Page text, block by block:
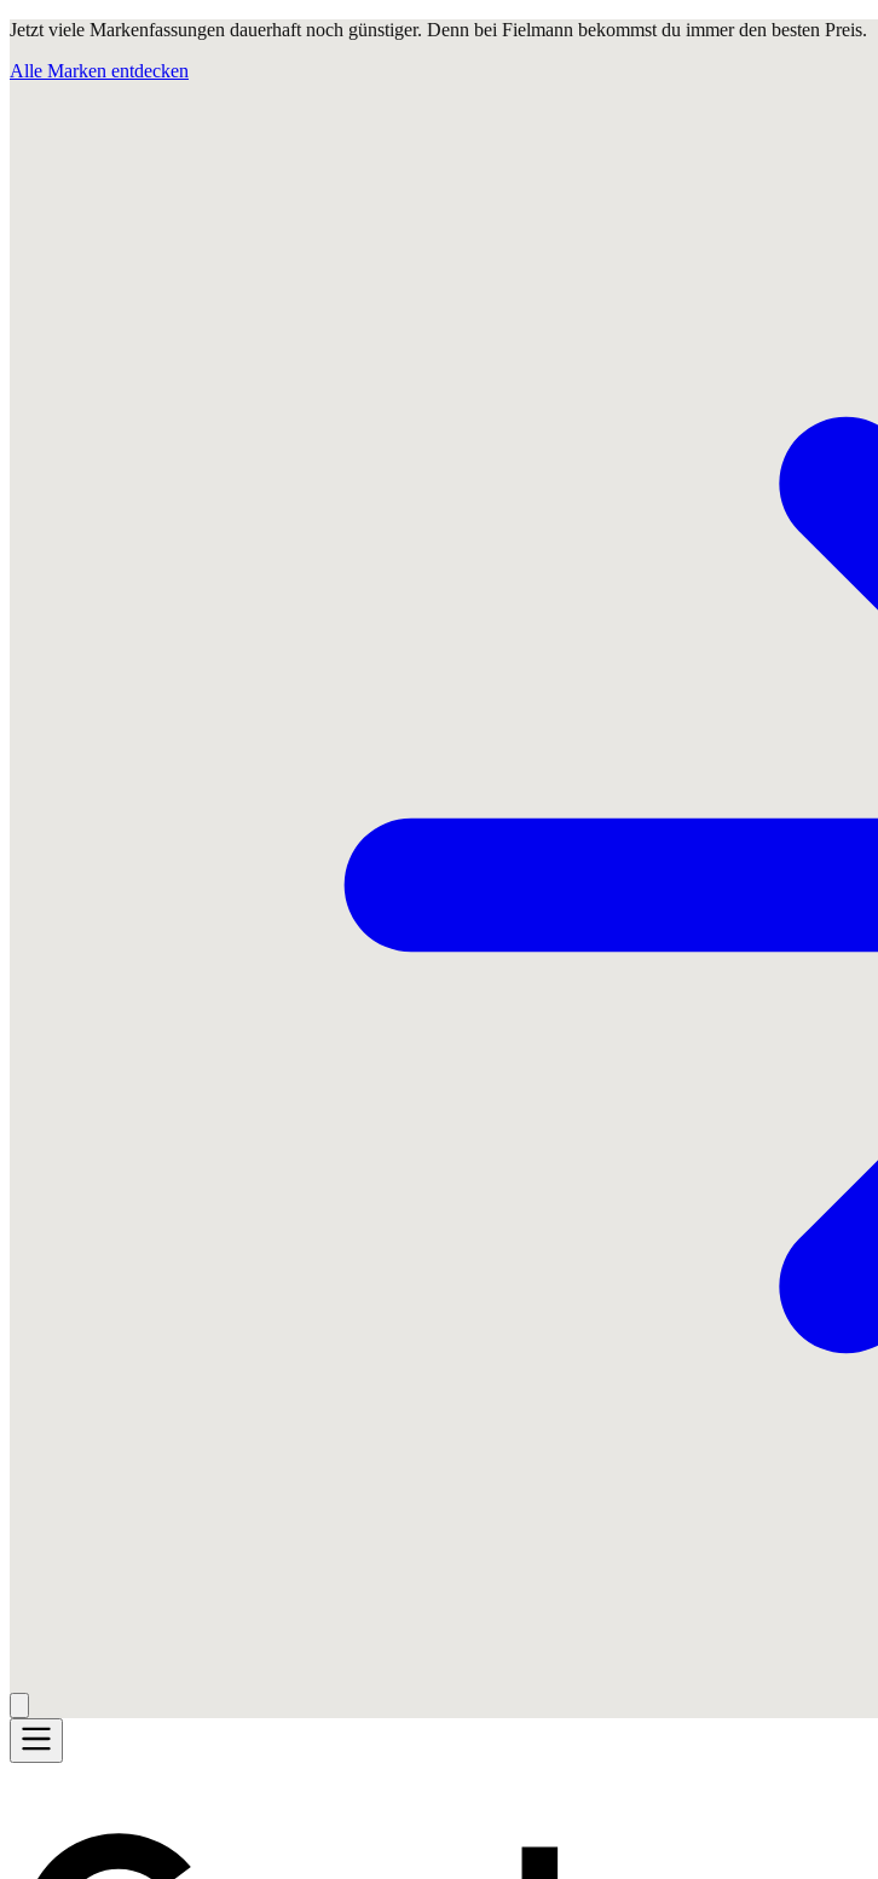
Jetzt viele Markenfassungen dauerhaft noch günstiger. Denn bei Fielmann bekommst du immer den besten Preis.
Alle Marken entdecken